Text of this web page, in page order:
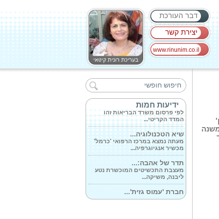
דבר העורכת
יצירת קשר
www.rinunim.co.il
ידיעות חמות
לפני שיפנו את הלחם לטובת המצות
נפגשו...
הישג משמעותי...
לפי פרסום משרד הבריאות זהו
המדד הקריטי...
שיא הטכנולוגיה...
מעתה נמצא במרכז הרפואי 'כרמל'
מכשיר אנגיוגרפיה...
תדר של אהבה:...
מעצבת התכשיטים המוכשרת נטע
ליבנה, משיקה...
חברת 'עמוס גזית'...
מערכת תרפיה בקור- Cold Therapy